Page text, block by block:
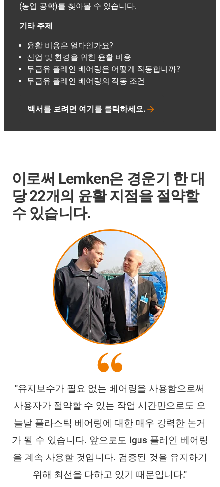
(농업 공학)를 찾아볼 수 있습니다.
기타 주제
윤활 비용은 얼마인가요?
산업 및 환경을 위한 윤활 비용
무급유 플레인 베어링은 어떻게 작동합니까?
무급유 플레인 베어링의 작동 조건
백서를 보려면 여기를 클릭하세요.
이로써 Lemken은 경운기 한 대
당 22개의 윤활 지점을 절약할
수 있습니다.
"유지보수가 필요 없는 베어링을 사용함으로써
사용자가 절약할 수 있는 작업 시간만으로도 오
늘날 플라스틱 베어링에 대한 매우 강력한 논거
가 될 수 있습니다. 앞으로도 igus 플레인 베어링
을 계속 사용할 것입니다. 검증된 것을 유지하기
위해 최선을 다하고 있기 때문입니다."